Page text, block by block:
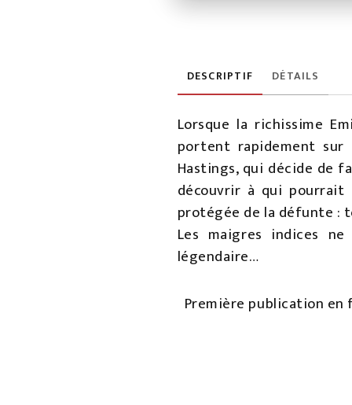
DESCRIPTIF DÉTAILS
Lorsque la richissime
portent rapidement
Hastings, qui décide de
découvrir à qui
protégée de la défunte :
Les maigres indices
légendaire…
Première publication en